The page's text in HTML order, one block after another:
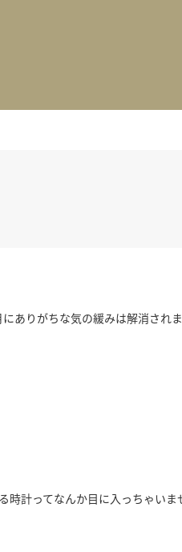
正
シ
ありがちな気の緩みは解消され
時計ってなんか目に入っちゃいま